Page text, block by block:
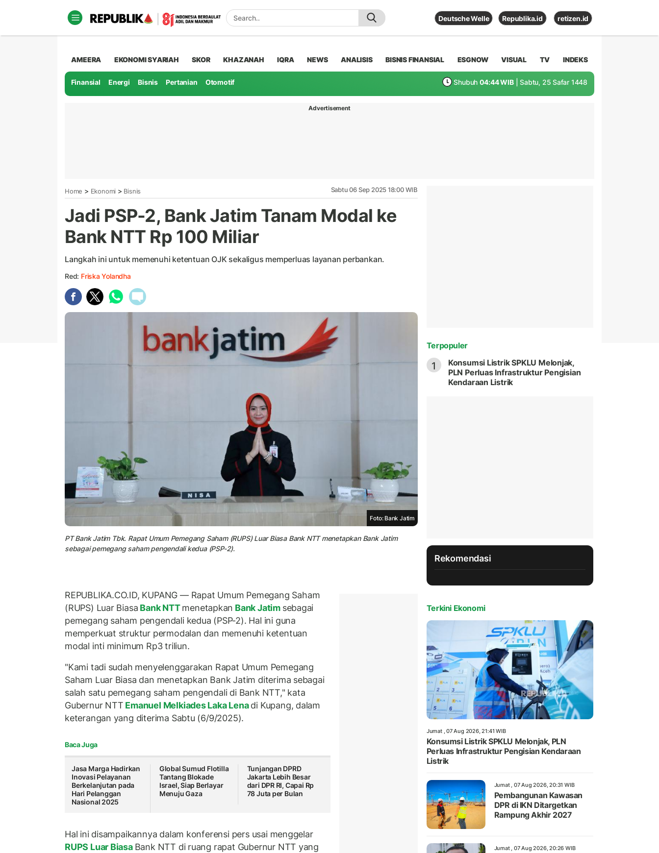
Deutsche Welle Republika.id retizen.id
AMEERA EKONOMI SYARIAH SKOR KHAZANAH IQRA NEWS ANALISIS BISNIS FINANSIAL ESGNOW VISUAL TV INDEKS
Finansial Energi Bisnis Pertanian Otomotif Shubuh 04:44 WIB | Sabtu, 25 Safar 1448
Advertisement
Home > Ekonomi > Bisnis Sabtu 06 Sep 2025 18:00 WIB
Jadi PSP-2, Bank Jatim Tanam Modal ke
Bank NTT Rp 100 Miliar
Langkah ini untuk memenuhi ketentuan OJK sekaligus memperluas layanan perbankan.
Red: Friska Yolandha
Foto: Bank Jatim
PT Bank Jatim Tbk. Rapat Umum Pemegang Saham (RUPS) Luar Biasa Bank NTT menetapkan Bank Jatim
sebagai pemegang saham pengendali kedua (PSP-2).
REPUBLIKA.CO.ID, KUPANG — Rapat Umum Pemegang Saham
(RUPS) Luar Biasa Bank NTTmenetapkan Bank Jatim sebagai
pemegang saham pengendali kedua (PSP-2). Hal ini guna
memperkuat struktur permodalan dan memenuhi ketentuan
modal inti minimum Rp3 triliun.
"Kami tadi sudah menyelenggarakan Rapat Umum Pemegang
Saham Luar Biasa dan menetapkan Bank Jatim diterima sebagai
salah satu pemegang saham pengendali di Bank NTT," kata
Gubernur NTT Emanuel Melkiades Laka Lenadi Kupang, dalam
keterangan yang diterima Sabtu (6/9/2025).
Baca Juga
Jasa Marga Hadirkan
Inovasi Pelayanan
Berkelanjutan pada
Hari Pelanggan
Nasional 2025
Global Sumud Flotilla
Tantang Blokade
Israel, Siap Berlayar
Menuju Gaza
Tunjangan DPRD
Jakarta Lebih Besar
dari DPR RI, Capai Rp
78 Juta per Bulan
Hal ini disampaikannya dalam konferensi pers usai menggelar
RUPS Luar Biasa Bank NTT di ruang rapat Gubernur NTT yang
Terpopuler
1
Konsumsi Listrik SPKLU Melonjak,
PLN Perluas Infrastruktur Pengisian
Kendaraan Listrik
Rekomendasi
Terkini Ekonomi
Jumat , 07 Aug 2026, 21:41 WIB
Konsumsi Listrik SPKLU Melonjak, PLN
Perluas Infrastruktur Pengisian Kendaraan
Listrik
Jumat , 07 Aug 2026, 20:31 WIB
Pembangunan Kawasan
DPR di IKN Ditargetkan
Rampung Akhir 2027
Jumat , 07 Aug 2026, 20:26 WIB